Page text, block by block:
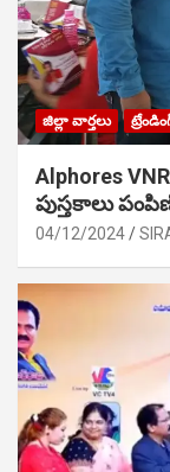
జిల్లా వార్తలు
Alphores
పుస్తకాలు
04/12/2024